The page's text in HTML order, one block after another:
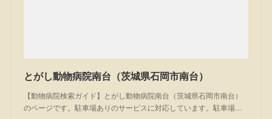
とがし動物病院南台（茨城県石岡市南台）
【動物病院検索ガイド】とがし動物病院南台（茨城県石岡市南台）
のページです。駐車場ありのサービスに対応しています。駐車場…